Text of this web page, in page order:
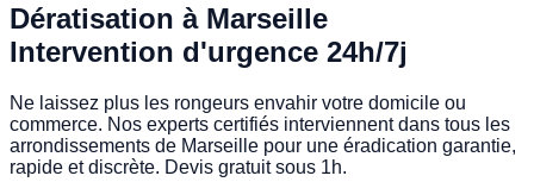
Dératisation à Marseille
Intervention d'urgence 24h/7j
Ne laissez plus les rongeurs envahir votre domicile ou
commerce. Nos experts certifiés interviennent dans tous les
arrondissements de Marseille pour une éradication garantie,
rapide et discrète. Devis gratuit sous 1h.